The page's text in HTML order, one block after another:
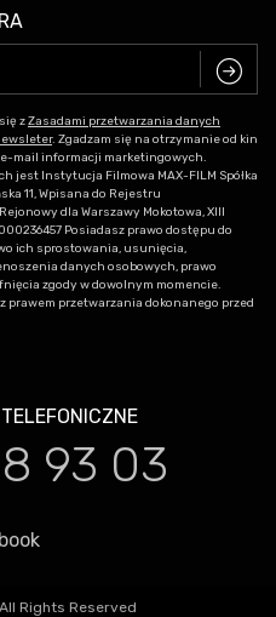
C
zZasadami przetwarzania danych
. Zgadzam się na otrzymanie od kin
mail informacji marketingowych.
jest Instytucja Filmowa MAX-FILM Spółka
11, Wpisana do Rejestru
dla Warszawy Mokotowa, XIII
Posiadasz prawo dostępu do
ich sprostowania, usunięcia,
danych osobowych, prawo
zgody w dowolnym momencie.
prawem przetwarzania dokonanego przed
93 03
Rights Reserved